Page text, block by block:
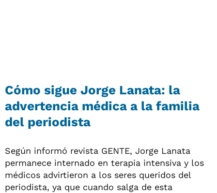
Cómo sigue Jorge Lanata: la
advertencia médica a la familia
del periodista
Según informó revista GENTE, Jorge Lanata
permanece internado en terapia intensiva y los
médicos advirtieron a los seres queridos del
periodista, ya que cuando salga de esta